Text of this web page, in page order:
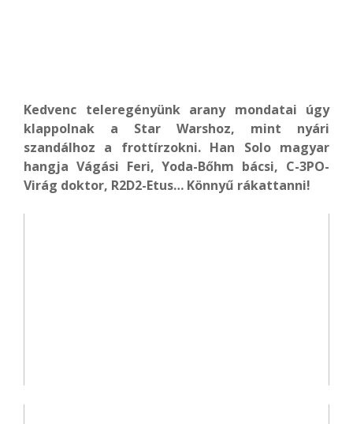
Kedvenc teleregényünk arany mondatai úgy
klappolnak a Star Warshoz, mint nyári
szandálhoz a frottírzokni. Han Solo magyar
hangja Vágási Feri, Yoda-Bőhm bácsi, C-3PO-
Virág doktor, R2D2-Etus… Könnyű rákattanni!